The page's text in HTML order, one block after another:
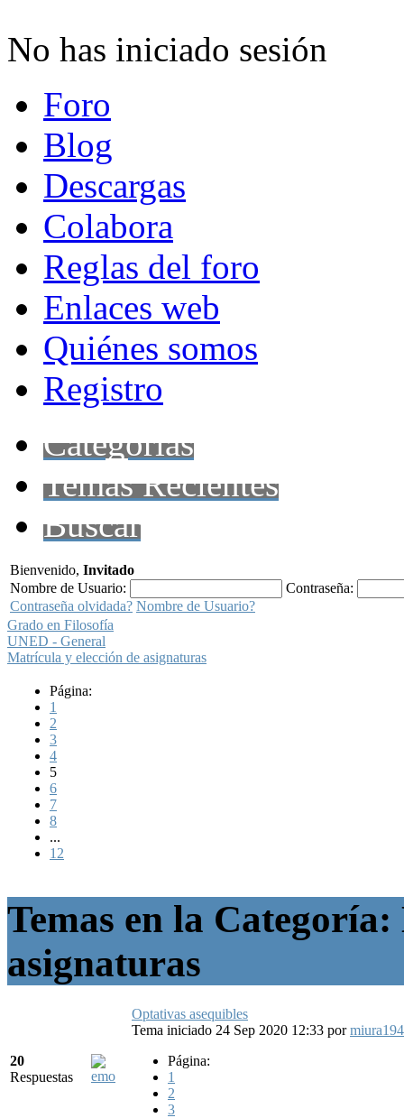
No has iniciado sesión
Foro
Blog
Descargas
Colabora
Reglas del foro
Enlaces web
Quiénes somos
Registro
Categorías
Temas Recientes
Buscar
Bienvenido, Invitado
Nombre de Usuario:
Contraseña:
Contraseña olvidada? Nombre de Usuario?
Grado en Filosofía
UNED - General
Matrícula y elección de asignaturas
Página:
1
2
3
4
5
6
7
8
...
12
Temas en la
asignaturas
20
Respuestas
Optativas asequibles
Tema iniciado 24 Sep 2020 12:33 por
Página:
1
2
3